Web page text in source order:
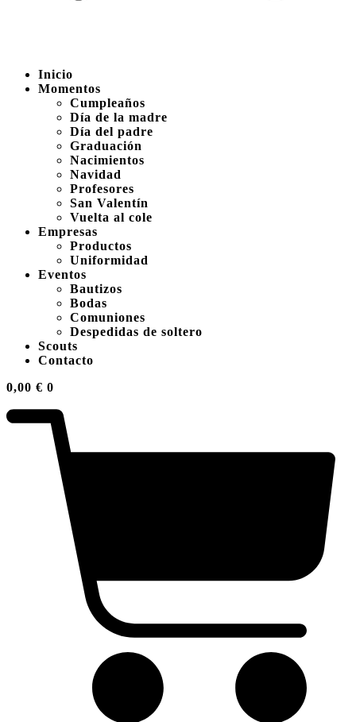
Inicio
Momentos
Cumpleaños
Día de la madre
Día del padre
Graduación
Nacimientos
Navidad
Profesores
San Valentín
Vuelta al cole
Empresas
Productos
Uniformidad
Eventos
Bautizos
Bodas
Comuniones
Despedidas de soltero
Scouts
Contacto
0,00 € 0